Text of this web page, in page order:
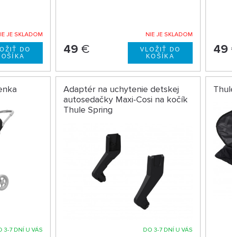
JE SKLADOM NIE JE SKLADOM
49 € 49
3-7 DNÍ U VÁS
Adaptér na uchytenie detskej
autosedačky Maxi-Cosi na kočík
Thule Spring
DO 3-7 DNÍ U VÁS